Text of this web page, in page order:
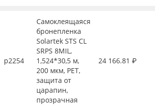
р2254
Самоклеящаяся
бронепленка
Solartek STS CL
SRPS 8MIL,
1,524*30,5 м,
200 мкм, PET,
защита от
царапин,
прозрачная
24 166.81 ₽